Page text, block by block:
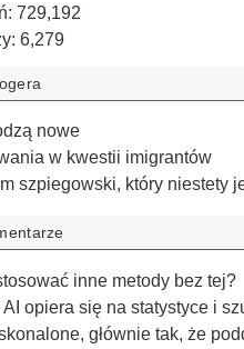
729,192
6,279
nowe
w kwestii imigrantów
szpiegowski, który niestety
inne metody bez tej?
AI opiera się na statystyce i
głównie tak, że